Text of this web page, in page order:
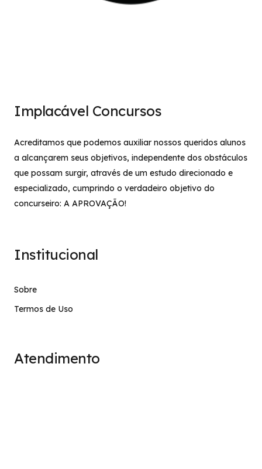
Implacável Concursos
Acreditamos que podemos auxiliar nossos queridos alunos
a alcançarem seus objetivos, independente dos obstáculos
que possam surgir, através de um estudo direcionado e
especializado, cumprindo o verdadeiro objetivo do
concurseiro: A APROVAÇÃO!
Institucional
Sobre
Termos de Uso
Atendimento